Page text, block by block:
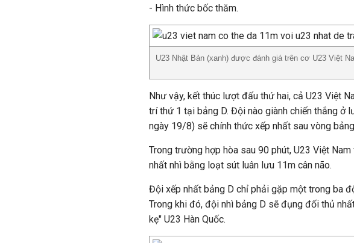
- Hình thức bốc thăm.
U23 Nhật Bản (xanh) được đánh giá trên cơ U23 Việt
Như vậy, kết thúc lượt đấu thứ hai, cả U23 Việt
trí thứ 1 tại bảng D. Đội nào giành chiến thắng ở
ngày 19/8) sẽ chính thức xếp nhất sau vòng
Trong trường hợp hòa sau 90 phút, U23 Việt
nhất nhì bằng loạt sút luân lưu 11m cân não.
Đội xếp nhất bảng D chỉ phải gặp một trong ba
Trong khi đó, đội nhì bảng D sẽ đụng đối thủ
kẹ" U23 Hàn Quốc.